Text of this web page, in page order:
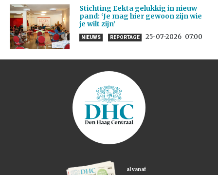
Stichting Eekta gelukkig in nieuw
pand: ‘Je mag hier gewoon zijn wie
je wilt zijn’
NIEUWS REPORTAGE 25-07-2026 07:00
al vanaf